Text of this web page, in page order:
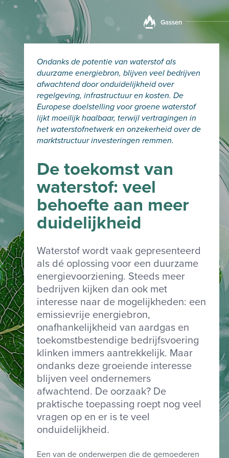
Ondanks de potentie van waterstof als
duurzame energiebron, blijven veel bedrijven
afwachtend door onduidelijkheid over
regelgeving, infrastructuur en kosten. De
Europese doelstelling voor groene waterstof
lijkt moeilijk haalbaar, terwijl vertragingen in
het waterstofnetwerk en onzekerheid over de
marktstructuur investeringen remmen.
De toekomst van
waterstof: veel
behoefte aan meer
duidelijkheid
Waterstof wordt vaak gepresenteerd
als dé oplossing voor een duurzame
energievoorziening. Steeds meer
bedrijven kijken dan ook met
interesse naar de mogelijkheden: een
emissievrije energiebron,
onafhankelijkheid van aardgas en
toekomstbestendige bedrijfsvoering
klinken immers aantrekkelijk. Maar
ondanks deze groeiende interesse
blijven veel ondernemers
afwachtend. De oorzaak? De
praktische toepassing roept nog veel
vragen op en er is te veel
onduidelijkheid.
Een van de onderwerpen die de gemoederen
Gassen